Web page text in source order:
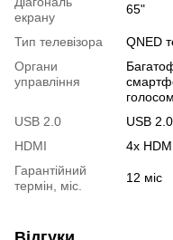
екрану
65"
Тип телевізора
QNED
Органи
управління
голосом
USB 2.0
USB
HDMI
4x
Гарантійний
термін, міс.
12 міс